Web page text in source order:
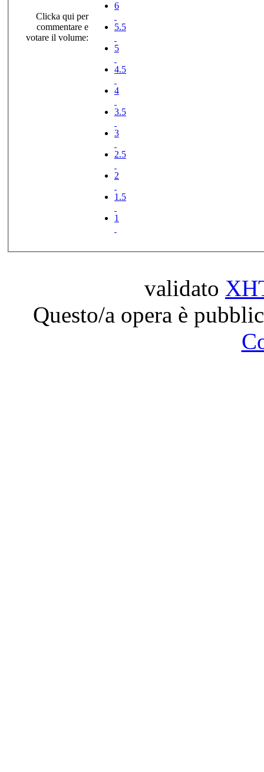
Clicka qui per
commentare e
votare il volume:
6
5.5
5
4.5
4
3.5
3
2.5
2
1.5
1
validato
Questo/a opera è